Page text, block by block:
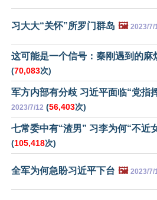
习大大“关怀”所罗门群岛 🖼️ 2023/7/
这可能是一个信号：秦刚遇到的麻
(70,083次)
军方内部有分歧 习近平面临“党指
2023/7/12 (56,403次)
七常委中有“渣男” 习李为何“不近
(105,418次)
全军为何急盼习近平下台 🖼️ 2023/7/